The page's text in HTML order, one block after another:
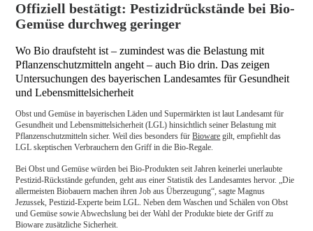
Offiziell bestätigt: Pestizidrückstände bei Bio-
Gemüse durchweg geringer
Wo Bio draufsteht ist – zumindest was die Belastung mit
Pflanzenschutzmitteln angeht – auch Bio drin. Das zeigen
Untersuchungen des bayerischen Landesamtes für Gesundheit
und Lebensmittelsicherheit
Obst und Gemüse in bayerischen Läden und Supermärkten ist laut Landesamt für
Gesundheit und Lebensmittelsicherheit (LGL) hinsichtlich seiner Belastung mit
Pflanzenschutzmitteln sicher. Weil dies besonders fürBioware gilt, empfiehlt das
LGL skeptischen Verbrauchern den Griff in die Bio-Regale.
Bei Obst und Gemüse würden bei Bio-Produkten seit Jahren keinerlei unerlaubte
Pestizid-Rückstände gefunden, geht aus einer Statistik des Landesamtes hervor. „Die
allermeisten Biobauern machen ihren Job aus Überzeugung“, sagte Magnus
Jezussek, Pestizid-Experte beim LGL. Neben dem Waschen und Schälen von Obst
und Gemüse sowie Abwechslung bei der Wahl der Produkte biete der Griff zu
Bioware zusätzliche Sicherheit.